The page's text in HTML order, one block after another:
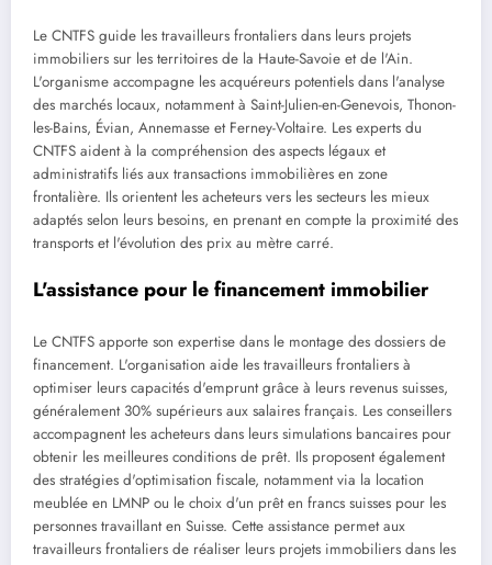
Le CNTFS guide les travailleurs frontaliers dans leurs projets
immobiliers sur les territoires de la Haute-Savoie et de l'Ain.
L'organisme accompagne les acquéreurs potentiels dans l'analyse
des marchés locaux, notamment à Saint-Julien-en-Genevois, Thonon-
les-Bains, Évian, Annemasse et Ferney-Voltaire. Les experts du
CNTFS aident à la compréhension des aspects légaux et
administratifs liés aux transactions immobilières en zone
frontalière. Ils orientent les acheteurs vers les secteurs les mieux
adaptés selon leurs besoins, en prenant en compte la proximité des
transports et l'évolution des prix au mètre carré.
L'assistance pour le financement immobilier
Le CNTFS apporte son expertise dans le montage des dossiers de
financement. L'organisation aide les travailleurs frontaliers à
optimiser leurs capacités d'emprunt grâce à leurs revenus suisses,
généralement 30% supérieurs aux salaires français. Les conseillers
accompagnent les acheteurs dans leurs simulations bancaires pour
obtenir les meilleures conditions de prêt. Ils proposent également
des stratégies d'optimisation fiscale, notamment via la location
meublée en LMNP ou le choix d'un prêt en francs suisses pour les
personnes travaillant en Suisse. Cette assistance permet aux
travailleurs frontaliers de réaliser leurs projets immobiliers dans les